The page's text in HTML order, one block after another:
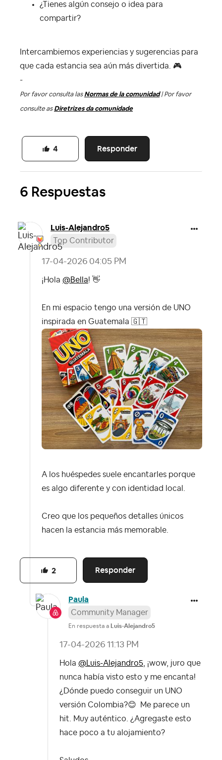
¿Tienes algún consejo o idea para
compartir?
Intercambiemos experiencias y sugerencias para
que cada estancia sea aún más divertida. 🎮
-
Por favor consulta las Normas de la comunidad| Por favor
consulte as Diretrizes da comunidade
Responder
4
6 Respuestas
Luis-Alejandro5
Top Contributor
‎17-04-2026 04:05 PM
¡Hola @Bella! 👋
En mi espacio tengo una versión de UNO
inspirada en Guatemala 🇬🇹
A los huéspedes suele encantarles porque
es algo diferente y con identidad local.
Creo que los pequeños detalles únicos
hacen la estancia más memorable.
Responder
2
Paula
Community Manager
En respuesta a Luis-Alejandro5
‎17-04-2026 11:13 PM
Hola @Luis-Alejandro5 , ¡wow, juro que
nunca había visto esto y me encanta!
¿Dónde puedo conseguir un UNO
versión Colombia?😊 Me parece un
hit. Muy auténtico. ¿Agregaste esto
hace poco a tu alojamiento?